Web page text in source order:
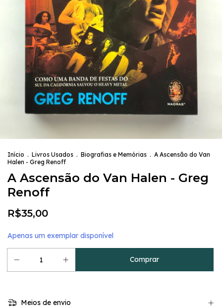
Início . Livros Usados . Biografias e Memórias . A Ascensão do Van
Halen - Greg Renoff
A Ascensão do Van Halen - Greg
Renoff
R$35,00
Apenas um exemplar disponível
Meios de envio